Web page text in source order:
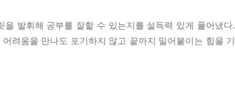
발휘해 공부를 잘할 수 있는지를 설득력 있게 풀어냈다.
려움을 만나도 포기하지 않고 끝까지 밀어붙이는 힘을 기